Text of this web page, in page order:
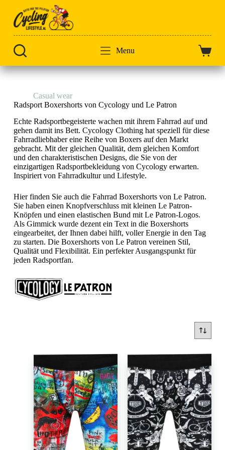
Inhalt
springen
Menu
StartCasual wear
Radsport Boxershorts von Cycology und Le Patron
Echte Radsportbegeisterte wachen mit ihrem Fahrrad auf und
gehen damit ins Bett. Cycology Clothing hat speziell für diese
Fahrradliebhaber eine Reihe von Boxers auf den Markt
gebracht. Mit der gleichen Qualität, dem gleichen Komfort
und den charakteristischen Designs, die Sie von der
einzigartigen Radsportbekleidung von Cycology erwarten.
Inspiriert von Fahrradkultur und Lifestyle.
Hier finden Sie auch die Fahrrad Boxershorts von Le Patron.
Sie haben einen Knopfverschluss mit kleinen Le Patron-
Knöpfen und einen elastischen Bund mit Le Patron-Logos.
Als Gimmick wurde dezent ein Text in die Boxershorts
eingearbeitet, der Ihnen dabei hilft, voller Energie in den Tag
zu starten. Die Boxershorts von Le Patron vereinen Stil,
Qualität und Flexibilität. Ein perfekter Ausgangspunkt für
jeden Radsportfan.